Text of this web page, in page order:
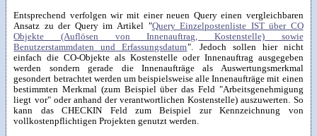
Entsprechend verfolgen wir mit einer neuen Query einen vergleichbaren
Ansatz zu der Query im Artikel "Query Einzelpostenliste IST über CO
Objekte (Auflösen von Innenauftrag, Kostenstelle) sowie
Benutzerstammdaten und Erfassungsdatum". Jedoch sollen hier nicht
einfach die CO-Objekte als Kostenstelle oder Innenauftrag ausgegeben
werden sondern gerade die Innenaufträge als Auswertungsmerkmal
gesondert betrachtet werden um beispielsweise alle Innenaufträge mit einen
bestimmten Merkmal (zum Beispiel über das Feld "Arbeitsgenehmigung
liegt vor" oder anhand der verantwortlichen Kostenstelle) auszuwerten. So
kann das CHECKIN Feld zum Beispiel zur Kennzeichnung von
vollkostenpflichtigen Projekten genutzt werden.